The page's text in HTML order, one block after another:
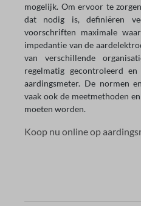
mogelijk. Om ervoor te
dat nodig is, definiëren
voorschriften maximale
impedantie van de
van verschillende
regelmatig gecontroleerd
aardingsmeter. De normen
vaak ook de meetmethoden
moeten worden.
Koop nu online op